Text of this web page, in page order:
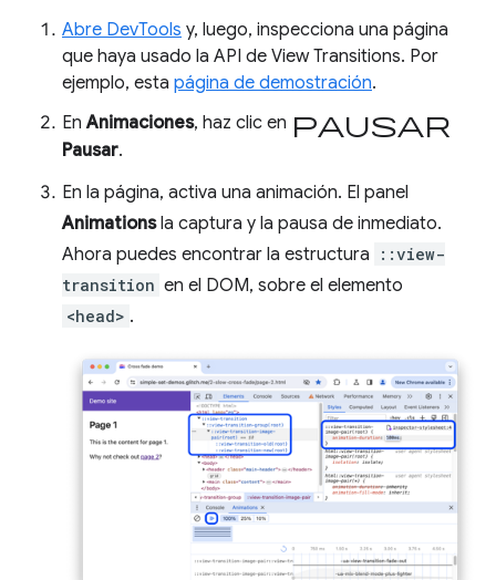
Abre DevTools y, luego, inspecciona una página
que haya usado la API de View Transitions. Por
ejemplo, esta página de demostración.
EnAnimaciones, haz clic en pausar
Pausar.
En la página, activa una animación. El panel
Animationsla captura y la pausa de inmediato.
Ahora puedes encontrar la estructura
::view-
transition en el DOM, sobre el elemento
<head> .